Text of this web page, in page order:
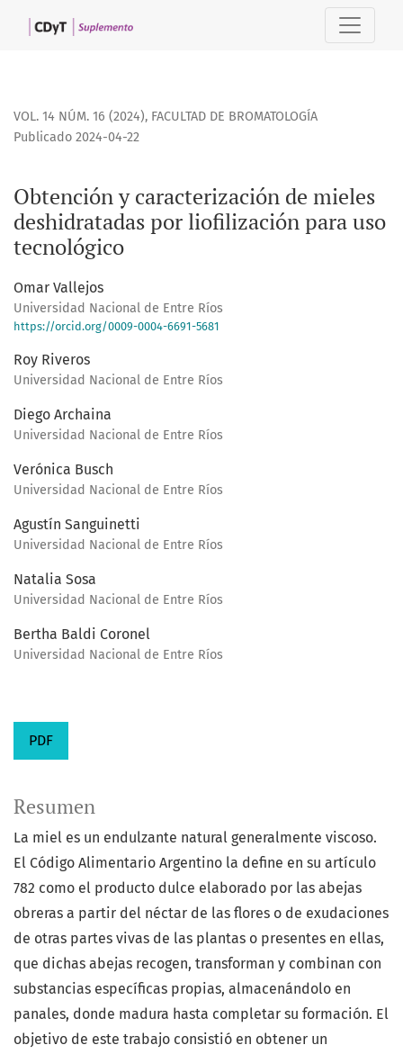
Obtención y caracterización de mieles deshidratadas por
VOL. 14 NÚM. 16 (2024), FACULTAD DE BROMATOLOGÍA
Obtención y caracterización de mieles
deshidratadas por liofilización para uso
tecnológico
Publicado 2024-04-22
Omar Vallejos
Universidad Nacional de Entre Ríos
https://orcid.org/0009-0004-6691-5681
Roy Riveros
Universidad Nacional de Entre Ríos
Diego Archaina
Universidad Nacional de Entre Ríos
Verónica Busch
Universidad Nacional de Entre Ríos
Agustín Sanguinetti
Universidad Nacional de Entre Ríos
Natalia Sosa
Universidad Nacional de Entre Ríos
Bertha Baldi Coronel
Universidad Nacional de Entre Ríos
PDF
Resumen
La miel es un endulzante natural generalmente viscoso.
El Código Alimentario Argentino la define en su artículo
782 como el producto dulce elaborado por las abejas
obreras a partir del néctar de las flores o de exudaciones
de otras partes vivas de las plantas o presentes en ellas,
que dichas abejas recogen, transforman y combinan con
substancias específicas propias, almacenándolo en
panales, donde madura hasta completar su formación. El
objetivo de este trabajo consistió en obtener un